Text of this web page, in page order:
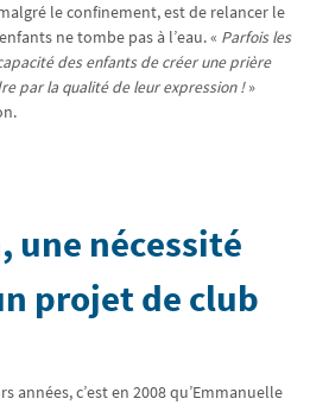
le confinement, est de relancer le
ne tombe pas à l’eau. « Parfois les
des enfants de créer une prière
par la qualité de leur expression !»
une nécessité
projet de club
années, c’est en 2008 qu’Emmanuelle